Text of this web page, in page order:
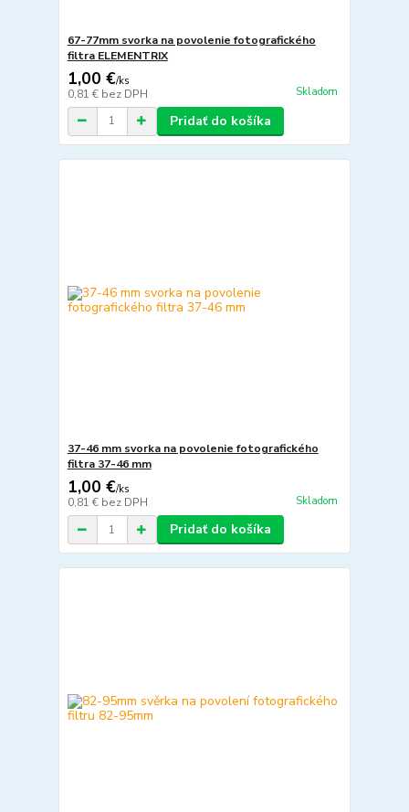
67-77mm svorka na povolenie fotografického
filtra ELEMENTRIX
1,00 €/ks
0,81 € bez DPH Skladom
Pridať do košíka
37-46 mm svorka na povolenie fotografického
filtra 37-46 mm
1,00 €/ks
0,81 € bez DPH Skladom
Pridať do košíka